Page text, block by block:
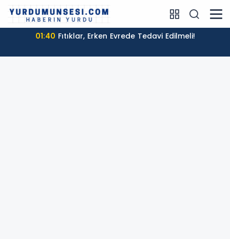
01:40 Fıtıklar, Erken Evrede Tedavi Edilmeli!